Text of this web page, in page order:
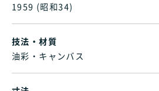
1959 (昭和34)
技法・材質
油彩・キャンバス